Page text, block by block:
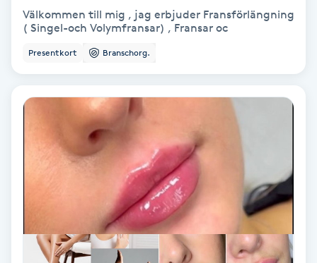
PRX-T33
Psoriasis
Radiofrekvens
Reflexologi
Välkommen till mig , jag erbjuder Fransförlängning
( Singel-och Volymfransar) , Fransar oc
Presentkort Branschorg.